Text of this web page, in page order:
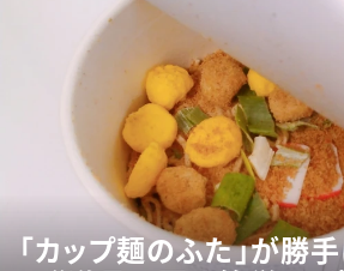
「カップ麺のふた」が勝